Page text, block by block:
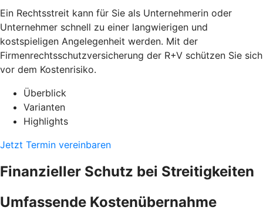
Ein Rechtsstreit kann für Sie als Unternehmerin oder
Unternehmer schnell zu einer langwierigen und
kostspieligen Angelegenheit werden. Mit der
Firmenrechtsschutzversicherung der R+V schützen Sie sich
vor dem Kostenrisiko.
Überblick
Varianten
Highlights
Jetzt Termin vereinbaren
Finanzieller Schutz bei Streitigkeiten
Umfassende Kostenübernahme